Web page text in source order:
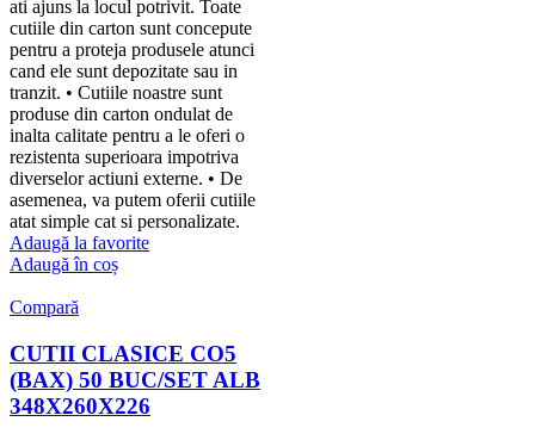
ati ajuns la locul potrivit. Toate
cutiile din carton sunt concepute
pentru a proteja produsele atunci
cand ele sunt depozitate sau in
tranzit. • Cutiile noastre sunt
produse din carton ondulat de
inalta calitate pentru a le oferi o
rezistenta superioara impotriva
diverselor actiuni externe. • De
asemenea, va putem oferii cutiile
atat simple cat si personalizate.
Adaugă la favorite
Adaugă în coș
Compară
CUTII CLASICE CO5
(BAX) 50 BUC/SET ALB
348X260X226